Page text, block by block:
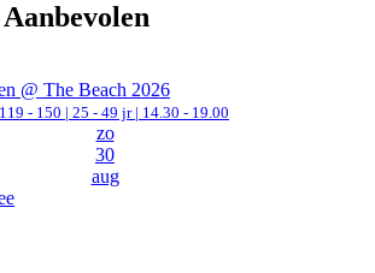
@ The Beach 2026
119 - 150 | 25 - 49 jr | 14.30 - 19.00
zo
30
aug